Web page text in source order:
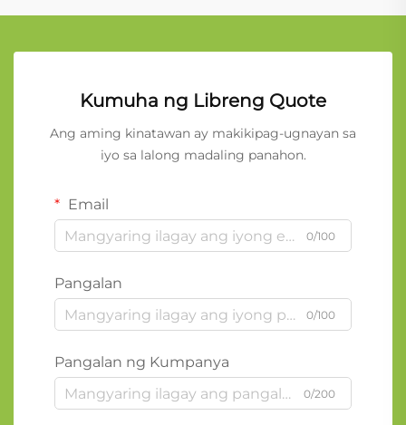
Kumuha ng Libreng Quote
Ang aming kinatawan ay makikipag-ugnayan sa
iyo sa lalong madaling panahon.
Email
0/100
Pangalan
0/100
Pangalan ng Kumpanya
0/200